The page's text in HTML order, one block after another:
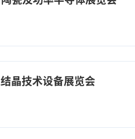
晶技术设备展览会